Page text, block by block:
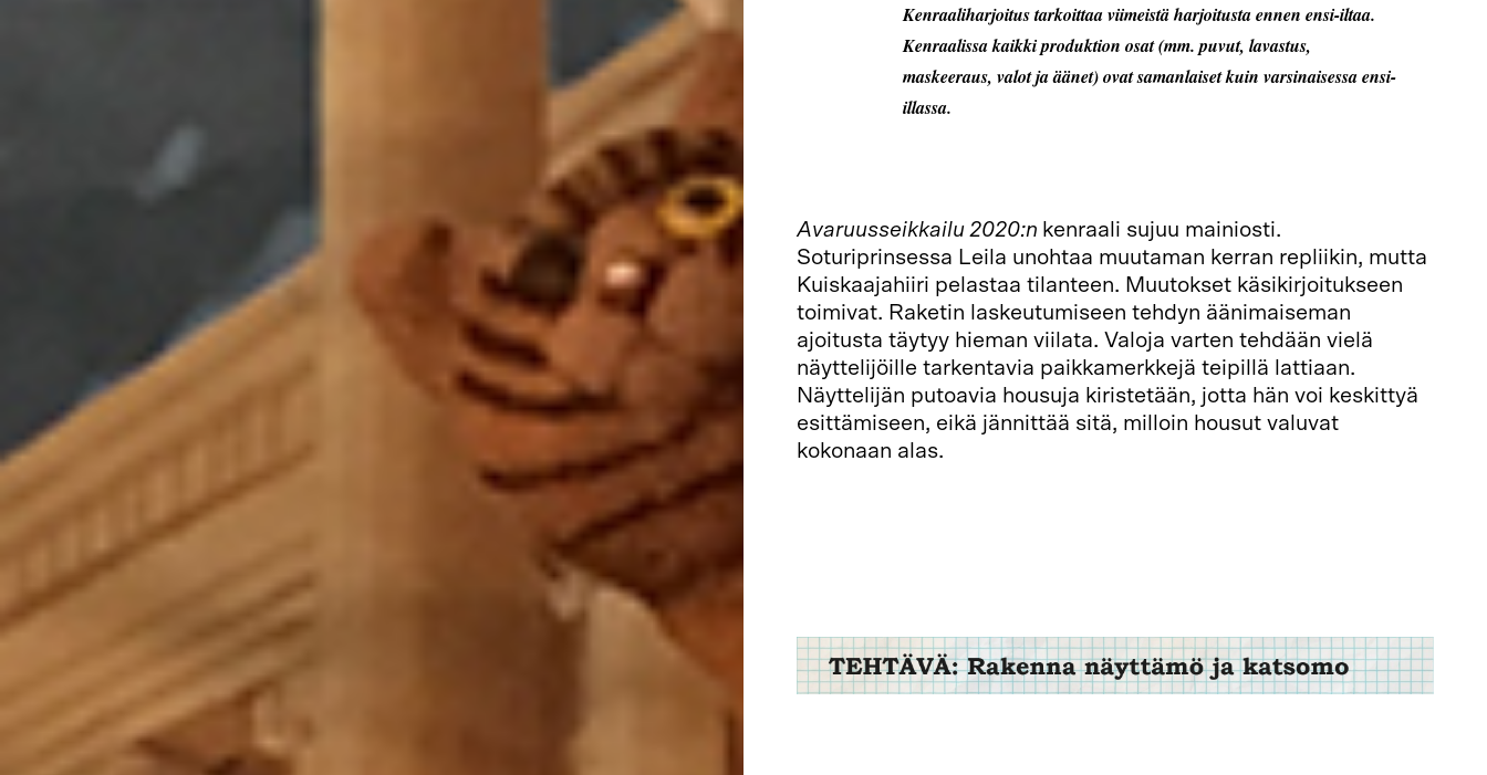
Kenraaliharjoitus tarkoittaa viimeistä harjoitusta ennen ensi-iltaa.
Kenraalissa kaikki produktion osat (mm. puvut, lavastus,
maskeeraus, valot ja äänet) ovat samanlaiset kuin varsinaisessa ensi-
illassa.
Avaruusseikkailu 2020:n kenraali sujuu mainiosti.
Soturiprinsessa Leila unohtaa muutaman kerran repliikin, mutta
Kuiskaajahiiri pelastaa tilanteen. Muutokset käsikirjoitukseen
toimivat. Raketin laskeutumiseen tehdyn äänimaiseman
ajoitusta täytyy hieman viilata. Valoja varten tehdään vielä
näyttelijöille tarkentavia paikkamerkkejä teipillä lattiaan.
Näyttelijän putoavia housuja kiristetään, jotta hän voi keskittyä
esittämiseen, eikä jännittää sitä, milloin housut valuvat
kokonaan alas.